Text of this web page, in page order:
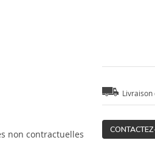
non contractuelles
Livraison